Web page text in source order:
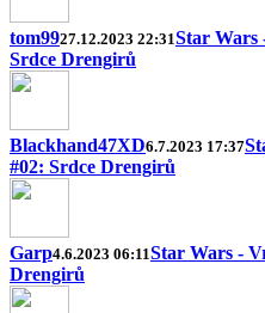
tom9927.12.2023 22:31Star Wars
Srdce Drengirů
Blackhand47XD6.7.2023 17:37
#02: Srdce Drengirů
Garp4.6.2023 06:11Star Wars -
Drengirů